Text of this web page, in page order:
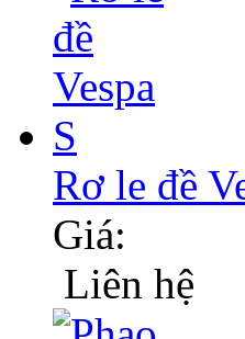
Rơ le đề
Giá:
Liên hệ